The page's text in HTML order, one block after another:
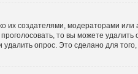
их создателями, модераторами
то вы можете
опрос. Это сделано для